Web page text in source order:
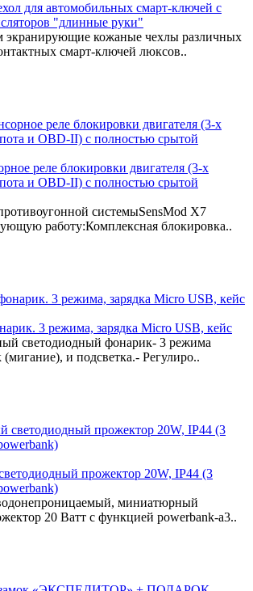
для автомобильных смарт-ключей с
"длинные руки"
экранирующие кожаные чехлы различных
смарт-ключей люксов..
реле блокировки двигателя (3-х
и OBD-II) с полностью срытой
системыSensMod X7
работу:Комплексная блокировка..
3 режима, зарядка Micro USB, кейс
светодиодный фонарик- 3 режима
и подсветка.- Регулиро..
прожектор 20W, IP44 (3
миниатюрный
20 Ватт с функцией powerbank-а3..